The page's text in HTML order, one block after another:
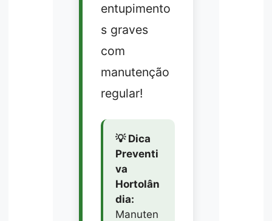
entupimento
s graves
com
manutenção
regular!
💡 Dica
Preventi
va
Hortolân
dia:
Manuten